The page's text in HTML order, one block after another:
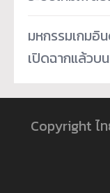
มหกรรมเกมอิ
เปิดฉากแล้วบ
Copyright ไ